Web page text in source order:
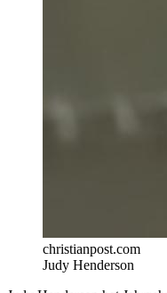
christianpost.com
Judy Henderson